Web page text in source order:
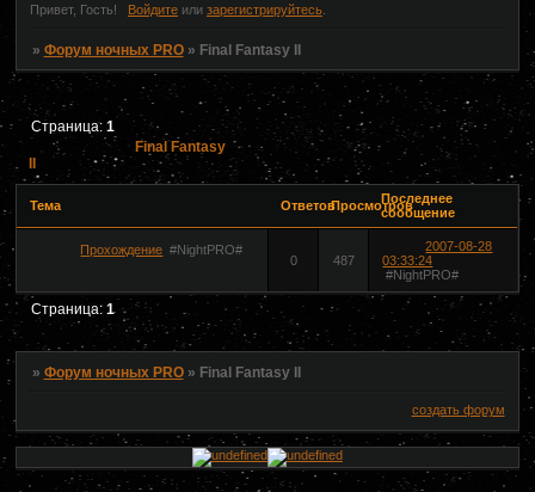
Привет, Гость! Войдитеили зарегистрируйтесь.
» Форум ночных PRO » Final Fantasy II
Final Fantasy
Страница: 1
Тема ОтветовПросмотровПоследнее
сообщение
Прохождение #NightPRO#
0 487
2007-08-28
03:33:24
#NightPRO#
Страница: 1
» Форум ночных PRO » Final Fantasy II
создать форум